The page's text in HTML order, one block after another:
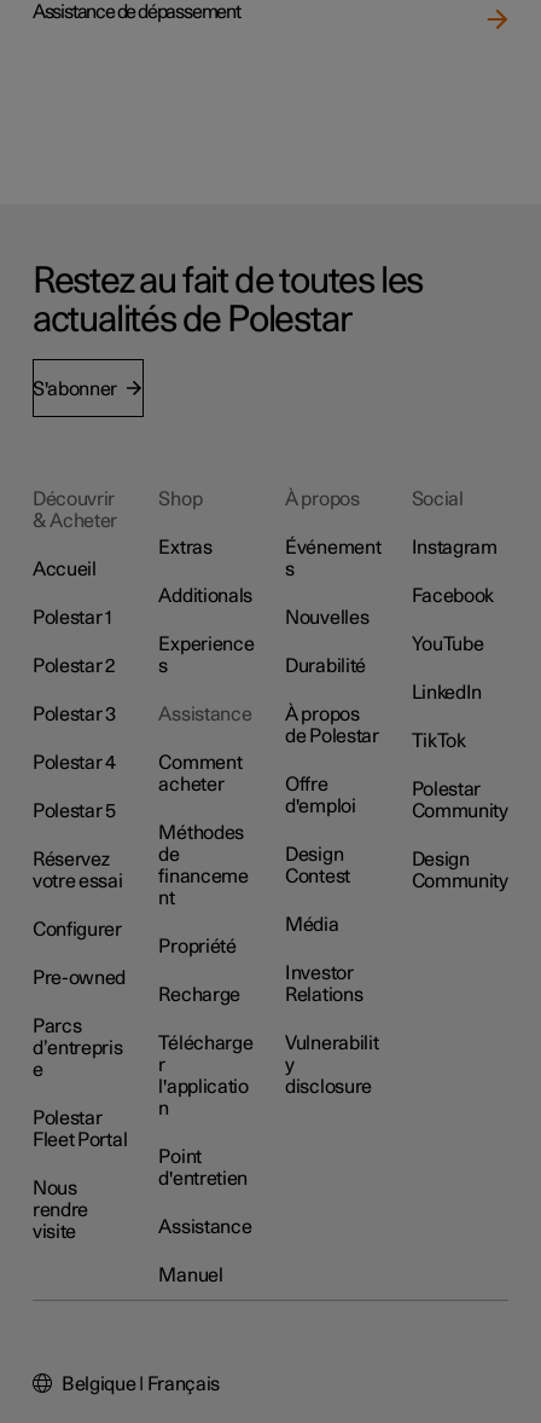
Assistance de dépassement
Restez au fait de toutes les
actualités de Polestar
S'abonner
Découvrir
& Acheter
Accueil
Polestar 1
Polestar 2
Polestar 3
Polestar 4
Polestar 5
Réservez
votre essai
Configurer
Pre-owned
Parcs
d’entrepris
e
Polestar
Fleet Portal
Nous
rendre
visite
Shop
Extras
Additionals
Experience
s
Assistance
Comment
acheter
Méthodes
de
financeme
nt
Propriété
Recharge
Télécharge
r
l'applicatio
n
Point
d'entretien
Assistance
Manuel
À propos
Événement
s
Nouvelles
Durabilité
À propos
de Polestar
Offre
d'emploi
Design
Contest
Média
Investor
Relations
Vulnerabilit
y
disclosure
Social
Instagram
Facebook
YouTube
LinkedIn
TikTok
Polestar
Community
Design
Community
Belgique | Français